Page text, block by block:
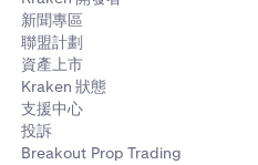
新聞專區
聯盟計劃
資產上市
Kraken 狀態
支援中心
投訴
Breakout Prop Trading